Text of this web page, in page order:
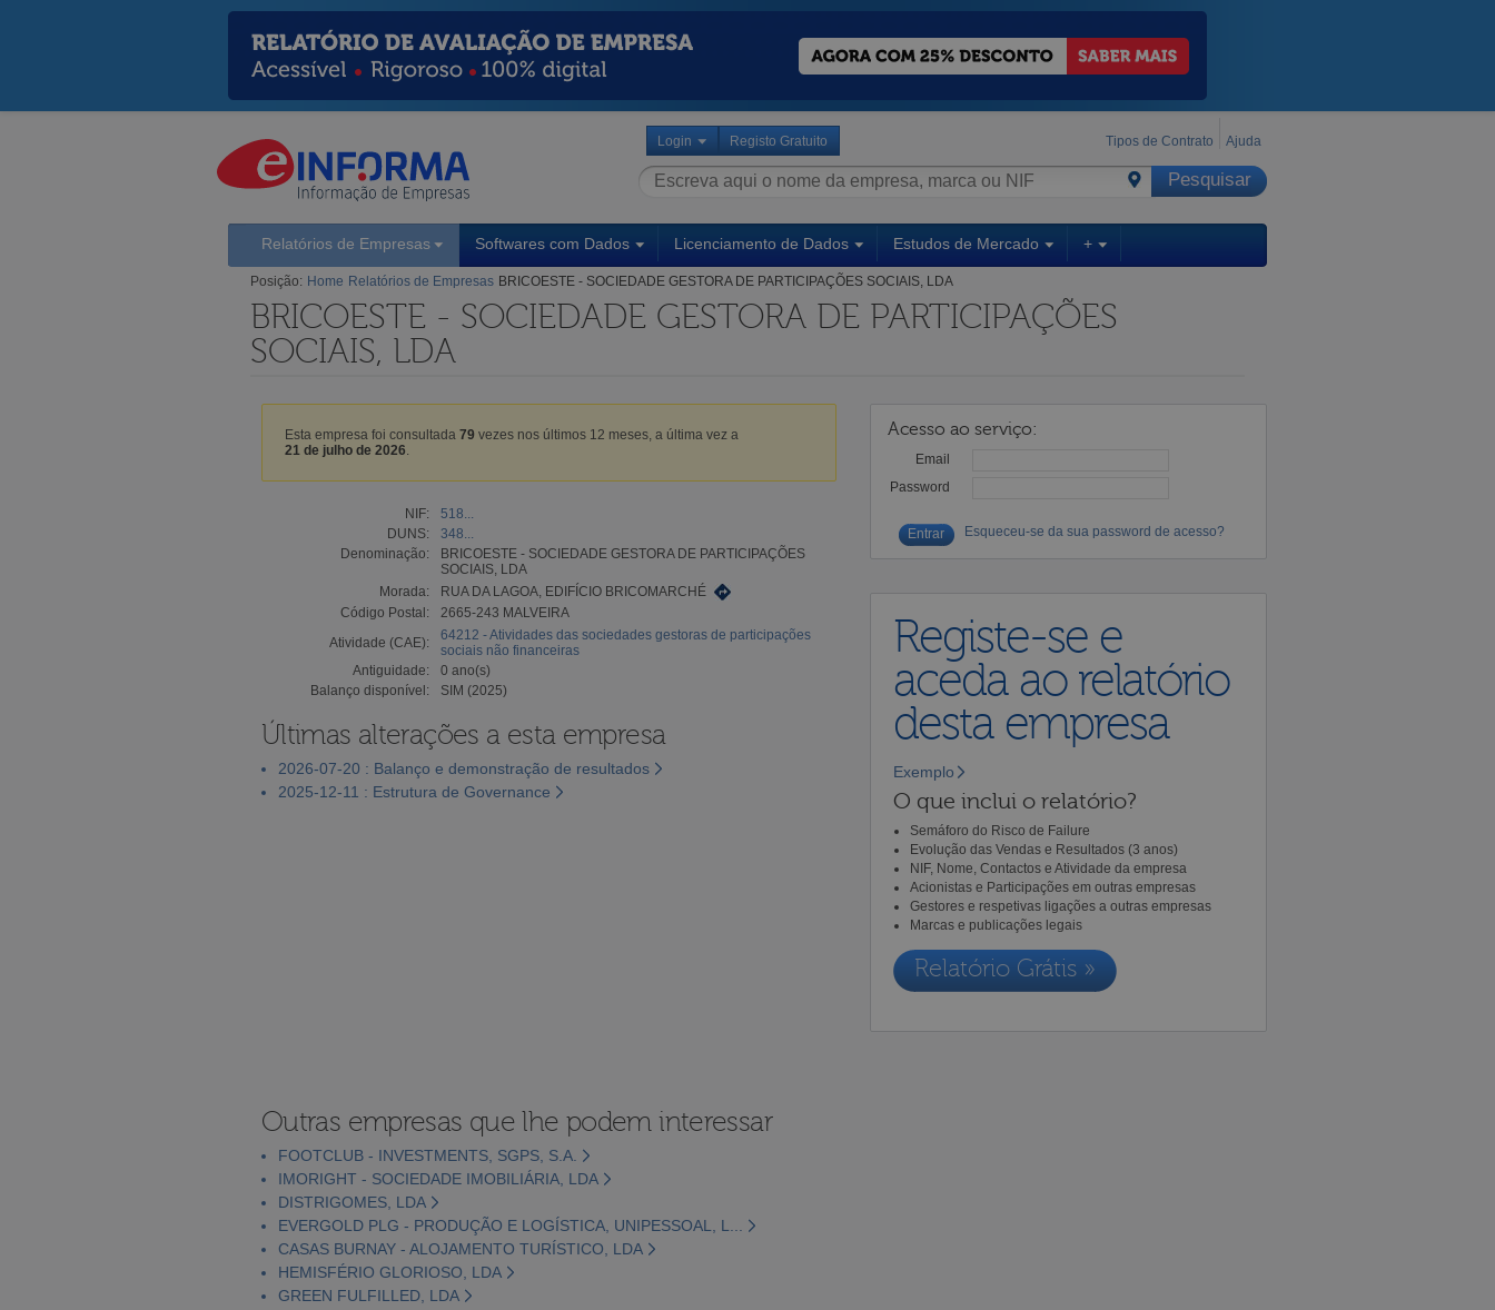
Login Registo Gratuito Tipos de Contrato Ajuda
Relatórios de Empresas Softwares com Dados Licenciamento de Dados Estudos de Mercado +
Posição: Home Relatórios de Empresas BRICOESTE - SOCIEDADE GESTORA DE PARTICIPAÇÕES SOCIAIS, LDA
BRICOESTE - SOCIEDADE GESTORA DE PARTICIPAÇÕES
SOCIAIS, LDA
Esta empresa foi consultada 79 vezes nos últimos 12 meses, a última vez a
21 de julho de 2026
NIF:
518...
DUNS:
348...
Denominação:
BRICOESTE - SOCIEDADE GESTORA DE PARTICIPAÇÕES
SOCIAIS, LDA
Morada:
RUA DA LAGOA, EDIFÍCIO BRICOMARCHÉ
Código Postal:
2665-243 MALVEIRA
Atividade (CAE):
64212 - Atividades das sociedades gestoras de participações
sociais não financeiras
Antiguidade:
0 ano(s)
Balanço disponível:
SIM (2025)
Últimas alterações a esta empresa
2026-07-20 : Balanço e demonstração de resultados
2025-12-11 : Estrutura de Governance
Acesso ao serviço:
Email
Password
Esqueceu-se da sua password de acesso?
Registe-se e
aceda ao relatório
desta empresa
Exemplo
O que inclui o relatório?
Semáforo do Risco de Failure
Evolução das Vendas e Resultados (3 anos)
NIF, Nome, Contactos e Atividade da empresa
Acionistas e Participações em outras empresas
Gestores e respetivas ligações a outras empresas
Marcas e publicações legais
Relatório Grátis »
Outras empresas que lhe podem interessar
FOOTCLUB - INVESTMENTS, SGPS, S.A.
IMORIGHT - SOCIEDADE IMOBILIÁRIA, LDA
DISTRIGOMES, LDA
EVERGOLD PLG - PRODUÇÃO E LOGÍSTICA, UNIPESSOAL, L...
CASAS BURNAY - ALOJAMENTO TURÍSTICO, LDA
HEMISFÉRIO GLORIOSO, LDA
GREEN FULFILLED, LDA